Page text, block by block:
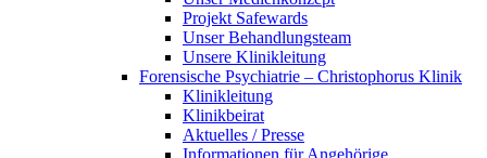
Projekt Safewards
Unser Behandlungsteam
Unsere Klinikleitung
Forensische Psychiatrie – Christophorus Klinik
Klinikleitung
Klinikbeirat
Aktuelles / Presse
Informationen für Angehörige